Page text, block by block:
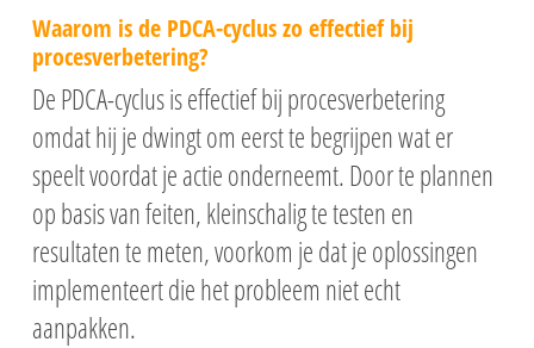
Waarom is de PDCA-cyclus zo effectief bij
procesverbetering?
De PDCA-cyclus is effectief bij procesverbetering
omdat hij je dwingt om eerst te begrijpen wat er
speelt voordat je actie onderneemt. Door te plannen
op basis van feiten, kleinschalig te testen en
resultaten te meten, voorkom je dat je oplossingen
implementeert die het probleem niet echt
aanpakken.